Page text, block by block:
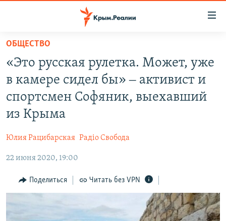
Вернуться
основному
содержанию
главной
Вернутся
СПЕЦПРОЕКТЫ
КАРТА ВОЕННЫХ ОБЪЕКТОВ КРЫМА
ИСТОРИЯ
ИНТЕРАКТИВ
ИНФОГРАФИКА
ТЕЛЕПРОЕКТ КРЫМ.РЕАЛИИ
РАДІО СВОБОДА
КАК ОБОЙТИ БЛОКИРОВКУ
ОБЩЕСТВО
«Это русская рулетка. Может, уже
в камере сидел бы» ‒ активист и
спортсмен Софяник, выехавший
из Крыма
Юлия Рацибарская Радіо Свобода
22 июня 2020, 19:00
Поделиться Читать без VPN